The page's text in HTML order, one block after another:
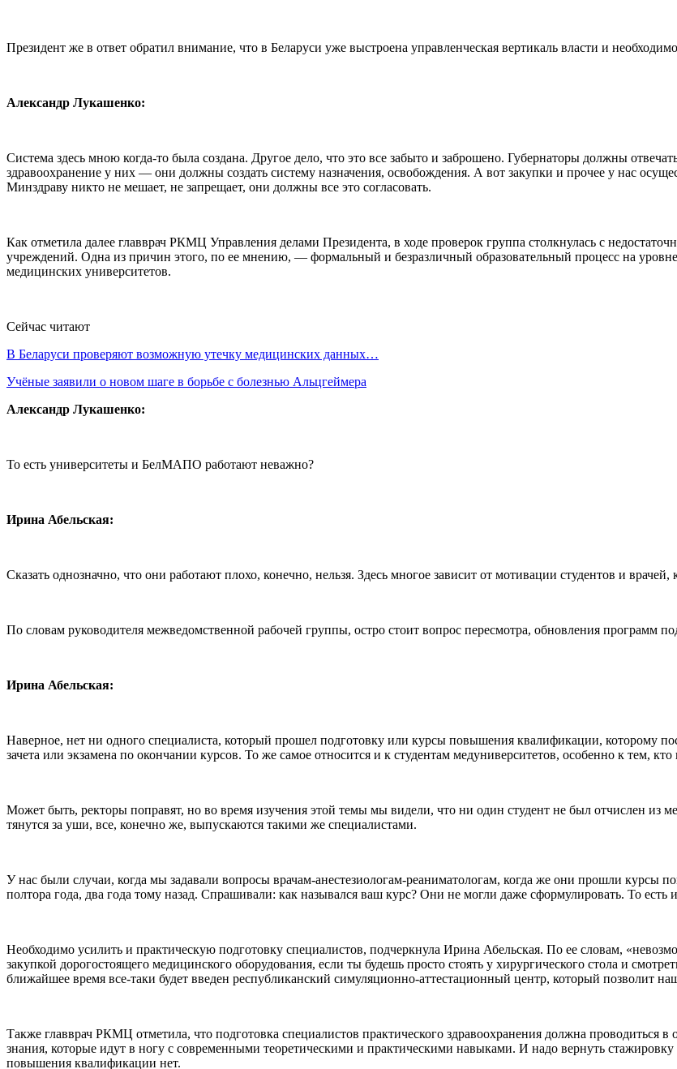
Президент же в ответ обратил внимание, что в Беларуси уже выстроена управленческая вертикаль власти и
Александр Лукашенко:
Система здесь мною когда-то была создана. Другое дело, что это все забыто и заброшено. Губернаторы должны
здравоохранение у них — они должны создать систему назначения, освобождения. А вот закупки и прочее у нас
Минздраву никто не мешает, не запрещает, они должны все это согласовать.
Как отметила далее главврач РКМЦ Управления делами Президента, в ходе проверок группа столкнулась с
учреждений. Одна из причин этого, по ее мнению, — формальный и безразличный образовательный процесс на
медицинских университетов.
Сейчас читают
В Беларуси проверяют возможную утечку медицинских данных…
Учёные заявили о новом шаге в борьбе с болезнью Альцгеймера
Александр Лукашенко:
То есть университеты и БелМАПО работают неважно?
Ирина Абельская:
Сказать однозначно, что они работают плохо, конечно, нельзя. Здесь многое зависит от мотивации студентов и
По словам руководителя межведомственной рабочей группы, остро стоит вопрос пересмотра, обновления программ
Ирина Абельская:
Наверное, нет ни одного специалиста, который прошел подготовку или курсы повышения квалификации, которому
зачета или экзамена по окончании курсов. То же самое относится и к студентам медуниверситетов, особенно к тем,
Может быть, ректоры поправят, но во время изучения этой темы мы видели, что ни один студент не был отчислен из
тянутся за уши, все, конечно же, выпускаются такими же специалистами.
У нас были случаи, когда мы задавали вопросы врачам-анестезиологам-реаниматологам, когда же они прошли
полтора года, два года тому назад. Спрашивали: как назывался ваш курс? Они не могли даже сформулировать. То
Необходимо усилить и практическую подготовку специалистов, подчеркнула Ирина Абельская. По ее словам,
закупкой дорогостоящего медицинского оборудования, если ты будешь просто стоять у хирургического стола и
ближайшее время все-таки будет введен республиканский симуляционно-аттестационный центр, который позволит
Также главврач РКМЦ отметила, что подготовка специалистов практического здравоохранения должна проводиться в
знания, которые идут в ногу с современными теоретическими и практическими навыками. И надо вернуть
повышения квалификации нет.